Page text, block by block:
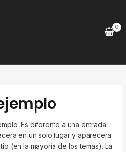
Es diferente a una entrada
en un solo lugar y aparecerá
(en la mayoría de los temas). La